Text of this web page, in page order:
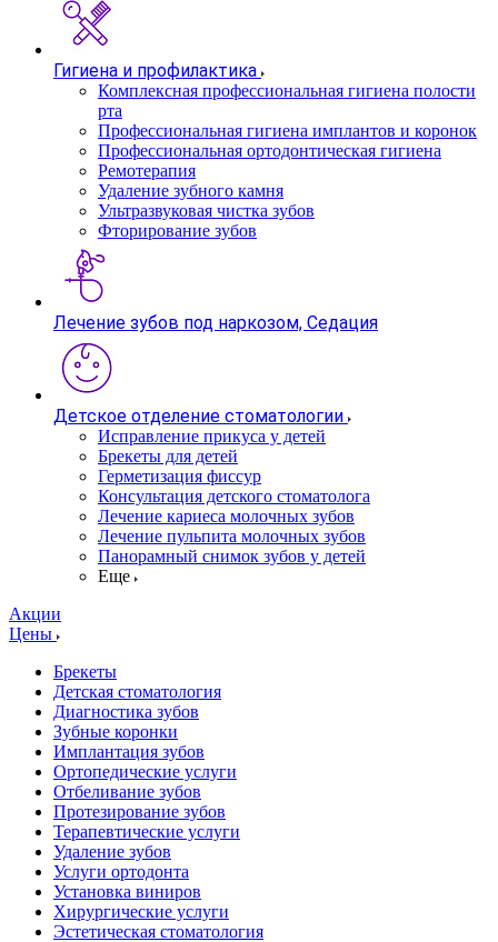
Гигиена и профилактика
Комплексная профессиональная гигиена полости
рта
Профессиональная гигиена имплантов и коронок
Профессиональная ортодонтическая гигиена
Ремотерапия
Удаление зубного камня
Ультразвуковая чистка зубов
Фторирование зубов
Лечение зубов под наркозом, Седация
Детское отделение стоматологии
Исправление прикуса у детей
Брекеты для детей
Герметизация фиссур
Консультация детского стоматолога
Лечение кариеса молочных зубов
Лечение пульпита молочных зубов
Панорамный снимок зубов у детей
Еще
Акции
Цены
Брекеты
Детская стоматология
Диагностика зубов
Зубные коронки
Имплантация зубов
Ортопедические услуги
Отбеливание зубов
Протезирование зубов
Терапевтические услуги
Удаление зубов
Услуги ортодонта
Установка виниров
Хирургические услуги
Эстетическая стоматология